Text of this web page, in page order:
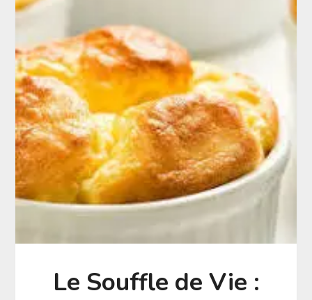
Le Souffle de Vie :